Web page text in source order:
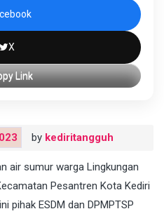
X
Link
by kediritangguh
air sumur warga Lingkungan
Pesantren Kota Kediri
pihak ESDM dan DPMPTSP